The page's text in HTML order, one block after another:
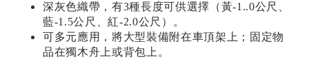
深灰色織帶，有3種長度可供選擇（黃-1..0公尺、
藍-1.5公尺、紅-2.0公尺）。
可多元應用，將大型裝備附在車頂架上；固定物
品在獨木舟上或背包上。